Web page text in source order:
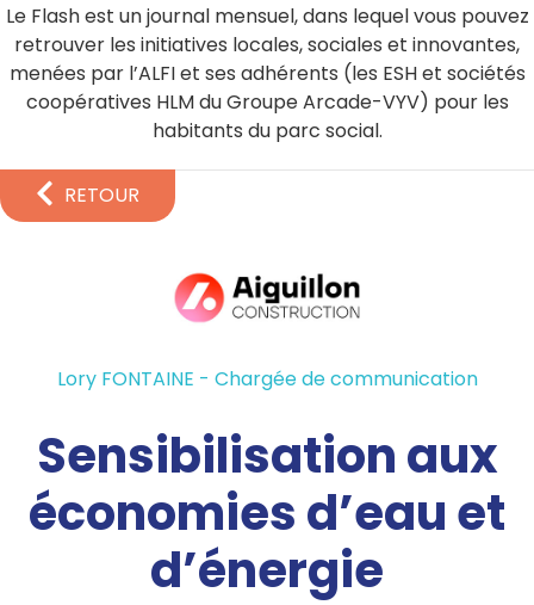
Le Flash est un journal mensuel, dans lequel vous pouvez
retrouver les initiatives locales, sociales et innovantes,
menées par l’ALFI et ses adhérents (les ESH et sociétés
coopératives HLM du Groupe Arcade-VYV) pour les
habitants du parc social.
RETOUR
Lory FONTAINE - Chargée de communication
Sensibilisation aux
économies d’eau et
d’énergie